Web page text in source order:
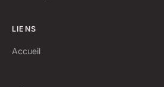
LIENS
Accueil